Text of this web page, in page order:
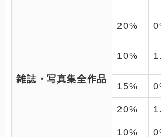
20%
雑誌・写真集全作品
10%
15%
20%
10%